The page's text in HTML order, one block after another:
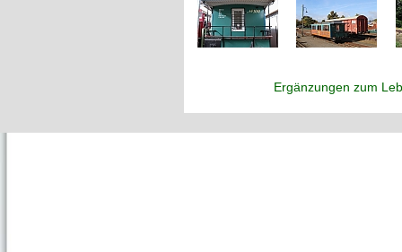
Ergänzungen zum